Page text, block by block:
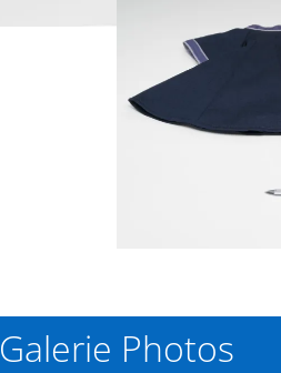
Galerie Photos